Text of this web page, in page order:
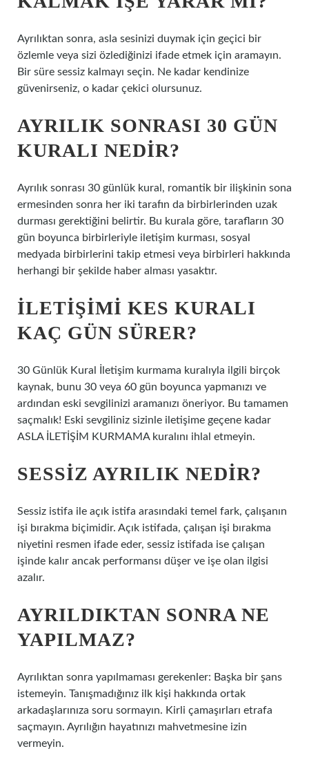
Ayrılıktan sonra, asla sesinizi duymak için geçici bir
özlemle veya sizi özlediğinizi ifade etmek için aramayın.
Bir süre sessiz kalmayı seçin. Ne kadar kendinize
güvenirseniz, o kadar çekici olursunuz.
AYRILIK SONRASI 30 GÜN
KURALI NEDIR?
Ayrılık sonrası 30 günlük kural, romantik bir ilişkinin sona
ermesinden sonra her iki tarafın da birbirlerinden uzak
durması gerektiğini belirtir. Bu kurala göre, tarafların 30
gün boyunca birbirleriyle iletişim kurması, sosyal
medyada birbirlerini takip etmesi veya birbirleri hakkında
herhangi bir şekilde haber alması yasaktır.
İLETIŞIMI KES KURALI
KAÇ GÜN SÜRER?
30 Günlük Kural İletişim kurmama kuralıyla ilgili birçok
kaynak, bunu 30 veya 60 gün boyunca yapmanızı ve
ardından eski sevgilinizi aramanızı öneriyor. Bu tamamen
saçmalık! Eski sevgiliniz sizinle iletişime geçene kadar
ASLA İLETİŞİM KURMAMA kuralını ihlal etmeyin.
SESSIZ AYRILIK NEDIR?
Sessiz istifa ile açık istifa arasındaki temel fark, çalışanın
işi bırakma biçimidir. Açık istifada, çalışan işi bırakma
niyetini resmen ifade eder, sessiz istifada ise çalışan
işinde kalır ancak performansı düşer ve işe olan ilgisi
azalır.
AYRILDIKTAN SONRA NE
YAPILMAZ?
Ayrılıktan sonra yapılmaması gerekenler: Başka bir şans
istemeyin. Tanışmadığınız ilk kişi hakkında ortak
arkadaşlarınıza soru sormayın. Kirli çamaşırları etrafa
saçmayın. Ayrılığın hayatınızı mahvetmesine izin
vermeyin.